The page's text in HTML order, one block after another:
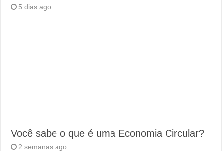
5 dias ago
Você sabe o que é uma Economia Circular?
2 semanas ago